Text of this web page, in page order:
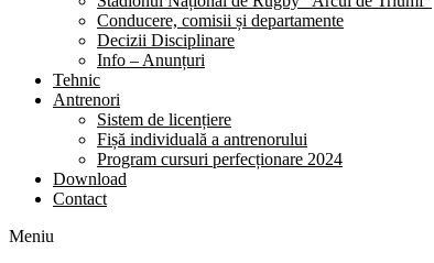
Conducere, comisii și departamente
Decizii Disciplinare
Info – Anunțuri
Tehnic
Antrenori
Sistem de licențiere
Fișă individuală a antrenorului
Program cursuri perfecționare 2024
Download
Contact
Meniu